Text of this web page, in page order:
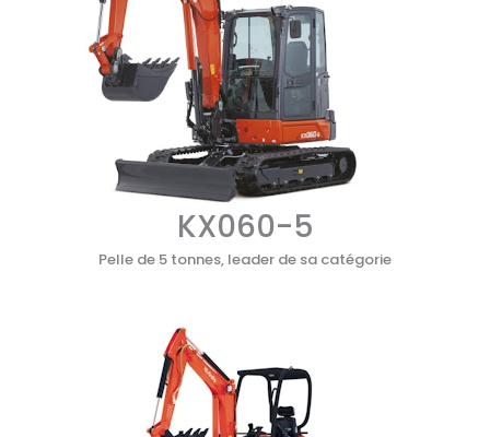
KX060-5
Pelle de 5 tonnes, leader de sa catégorie